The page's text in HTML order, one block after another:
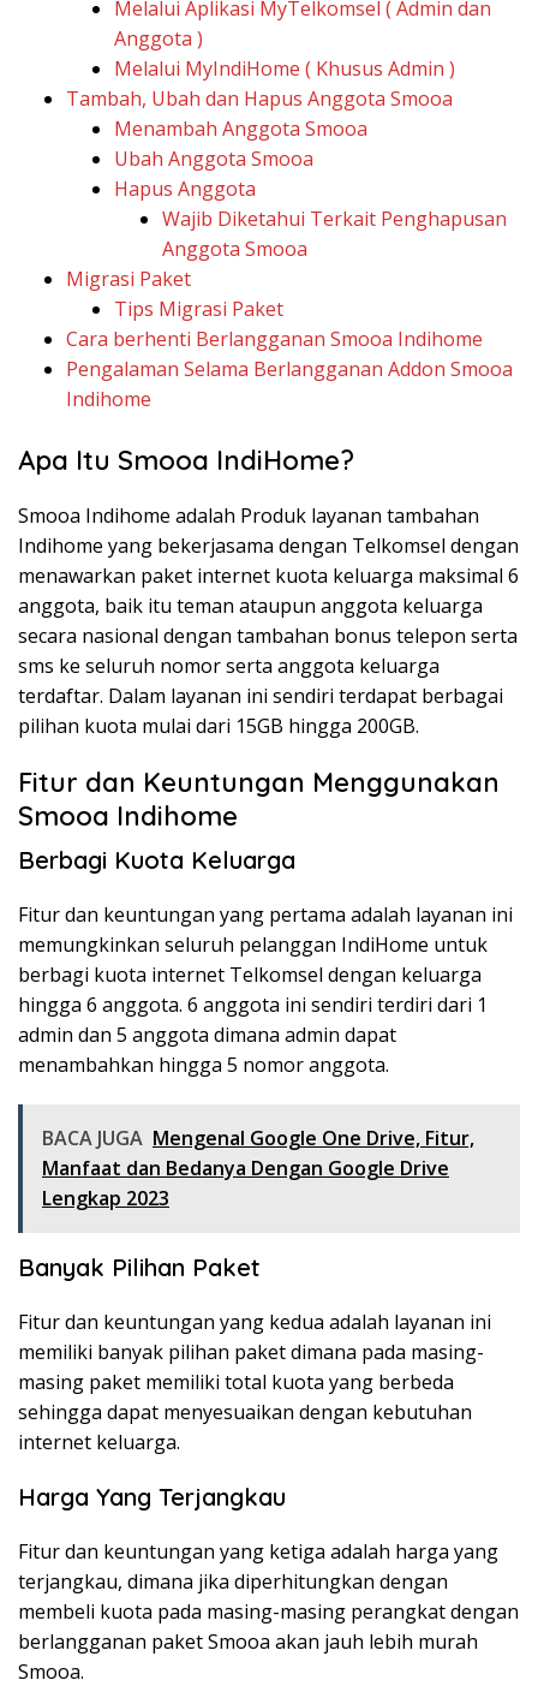
Melalui Aplikasi MyTelkomsel ( Admin dan
Anggota )
Melalui MyIndiHome ( Khusus Admin )
Tambah, Ubah dan Hapus Anggota Smooa
Menambah Anggota Smooa
Ubah Anggota Smooa
Hapus Anggota
Wajib Diketahui Terkait Penghapusan
Anggota Smooa
Migrasi Paket
Tips Migrasi Paket
Cara berhenti Berlangganan Smooa Indihome
Pengalaman Selama Berlangganan Addon Smooa
Indihome
Apa Itu Smooa IndiHome?
Smooa Indihome adalah Produk layanan tambahan
Indihome yang bekerjasama dengan Telkomsel dengan
menawarkan paket internet kuota keluarga maksimal 6
anggota, baik itu teman ataupun anggota keluarga
secara nasional dengan tambahan bonus telepon serta
sms ke seluruh nomor serta anggota keluarga
terdaftar. Dalam layanan ini sendiri terdapat berbagai
pilihan kuota mulai dari 15GB hingga 200GB.
Fitur dan Keuntungan Menggunakan
Smooa Indihome
Berbagi Kuota Keluarga
Fitur dan keuntungan yang pertama adalah layanan ini
memungkinkan seluruh pelanggan IndiHome untuk
berbagi kuota internet Telkomsel dengan keluarga
hingga 6 anggota. 6 anggota ini sendiri terdiri dari 1
admin dan 5 anggota dimana admin dapat
menambahkan hingga 5 nomor anggota.
BACA JUGA Mengenal Google One Drive, Fitur,
Manfaat dan Bedanya Dengan Google Drive
Lengkap 2023
Banyak Pilihan Paket
Fitur dan keuntungan yang kedua adalah layanan ini
memiliki banyak pilihan paket dimana pada masing-
masing paket memiliki total kuota yang berbeda
sehingga dapat menyesuaikan dengan kebutuhan
internet keluarga.
Harga Yang Terjangkau
Fitur dan keuntungan yang ketiga adalah harga yang
terjangkau, dimana jika diperhitungkan dengan
membeli kuota pada masing-masing perangkat dengan
berlangganan paket Smooa akan jauh lebih murah
Smooa.